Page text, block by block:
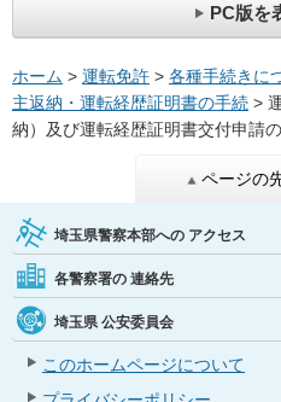
PC版を
ホーム > 運転免許 > 各種手続きに
主返納・運転経歴証明書の手続 >
納）及び運転経歴証明書交付申請
ページの
埼玉県警察本部への アクセス
各警察署の 連絡先
埼玉県 公安委員会
このホームページについて